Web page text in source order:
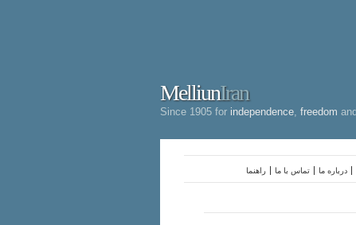
MelliunIran
Since 1905 for independence freedom
راهنما تماس با ما درباره ما